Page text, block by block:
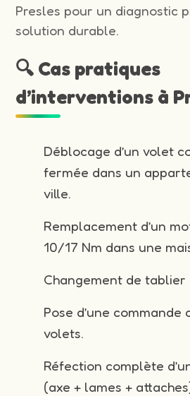
Presles pour un diagnostic
solution durable.
🔍 Cas pratiques
d’interventions à
Déblocage d’un volet
fermée dans un
ville.
Remplacement d’un
10/17 Nm dans une
Changement de
Pose d’une
volets.
Réfection complète
(axe + lames +